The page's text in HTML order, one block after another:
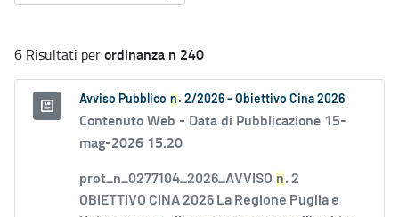
6 Risultati perordinanza n 240
Avviso Pubblico n . 2/2026 - Obiettivo Cina 2026
Contenuto Web - Data di Pubblicazione 15-
mag-2026 15.20
prot_n_0277104_2026_AVVISO n. 2
OBIETTIVO CINA 2026 La Regione Puglia e